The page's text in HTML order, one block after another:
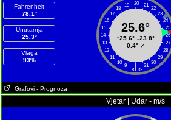
Fahrenheit
78.1°
Unutarnja
25.3°
Vlaga
93%
20
19 21
18
22
17
23
16
24
15
25
14
26
13
27
12
28
11
29
10
30
9 31
8 32
|
25.6°
↑25.6° ↓23.8°
0.4°↗
Grafovi - Prognoza
Vjetar | Udar - m/s